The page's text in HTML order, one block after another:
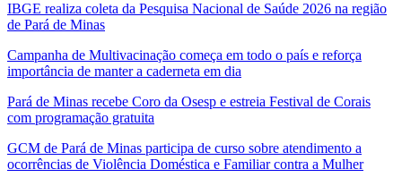
IBGE realiza coleta da Pesquisa Nacional de Saúde 2026 na região
de Pará de Minas
Campanha de Multivacinação começa em todo o país e reforça
importância de manter a caderneta em dia
Pará de Minas recebe Coro da Osesp e estreia Festival de Corais
com programação gratuita
GCM de Pará de Minas participa de curso sobre atendimento a
ocorrências de Violência Doméstica e Familiar contra a Mulher